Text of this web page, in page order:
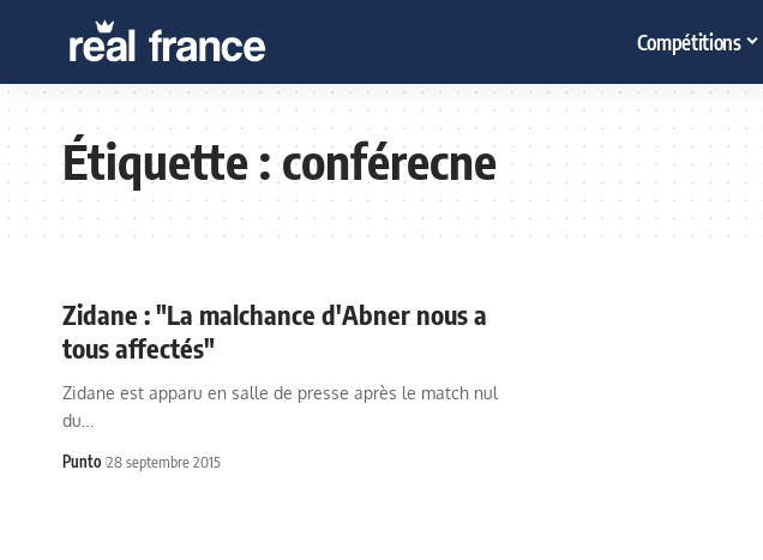
Compétitions
Étiquette :conférecne
Zidane : "La malchance d'Abner nous a
tous affectés"
Zidane est apparu en salle de presse après le match nul
du…
Punto 28 septembre 2015